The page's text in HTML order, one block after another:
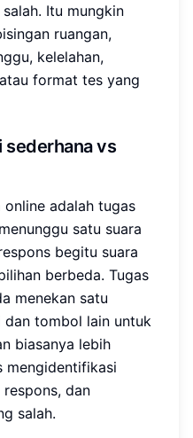
Itu mungkin
ruangan,
kelelahan,
format tes yang
sederhana vs
online adalah tugas
satu suara
begitu suara
berbeda. Tugas
menekan satu
tombol lain untuk
biasanya lebih
mengidentifikasi
dan
salah.